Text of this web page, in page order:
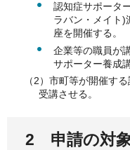
認知症サポータ
ラバン・メイト)
座を開催する。
企業等の職員が
サポーター養成
（2）市町等が開催す
受講させる。
2 申請の対